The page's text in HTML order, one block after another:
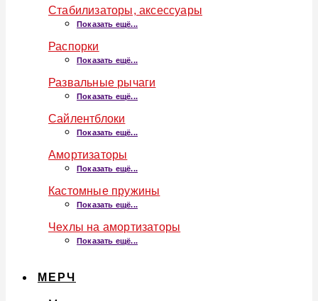
Стабилизаторы, аксессуары
Показать ещё...
Распорки
Показать ещё...
Развальные рычаги
Показать ещё...
Сайлентблоки
Показать ещё...
Амортизаторы
Показать ещё...
Кастомные пружины
Показать ещё...
Чехлы на амортизаторы
Показать ещё...
МЕРЧ